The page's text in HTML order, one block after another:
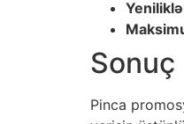
Sonuç
Pinca